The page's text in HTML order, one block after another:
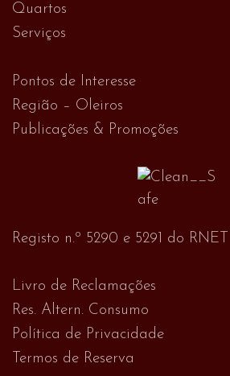
Quartos
Serviços
Pontos de Interesse
Região – Oleiros
Publicações & Promoções
Registo n.º 5290 e 5291 do RNET
Livro de Reclamações
Res. Altern. Consumo
Política de Privacidade
Termos de Reserva